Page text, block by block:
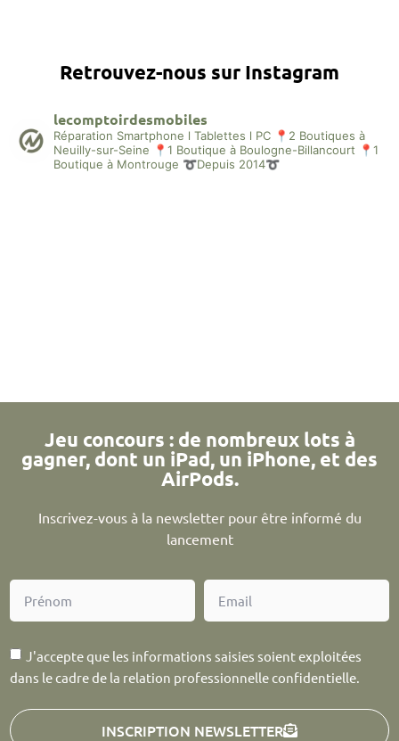
Retrouvez-nous sur Instagram
lecomptoirdesmobiles
Réparation Smartphone l Tablettes l PC 📍2 Boutiques à
Neuilly-sur-Seine 📍1 Boutique à Boulogne-Billancourt 📍1
Boutique à Montrouge ➰Depuis 2014➰
Jeu concours : de nombreux lots à
gagner, dont un iPad, un iPhone, et des
AirPods.
Inscrivez-vous à la newsletter pour être informé du
lancement
J'accepte que les informations saisies soient exploitées
dans le cadre de la relation professionnelle confidentielle.
INSCRIPTION NEWSLETTER